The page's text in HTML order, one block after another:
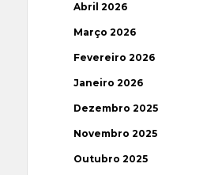
Abril 2026
Março 2026
Fevereiro 2026
Janeiro 2026
Dezembro 2025
Novembro 2025
Outubro 2025